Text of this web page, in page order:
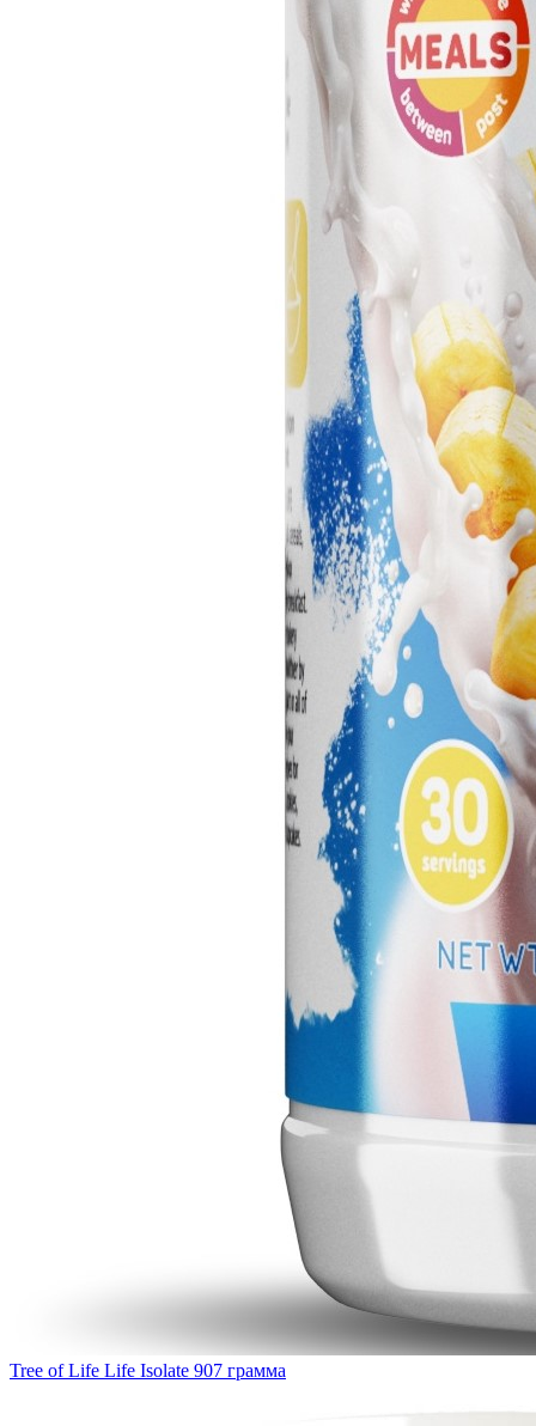
Tree of Life Life Isolate 907 грамма